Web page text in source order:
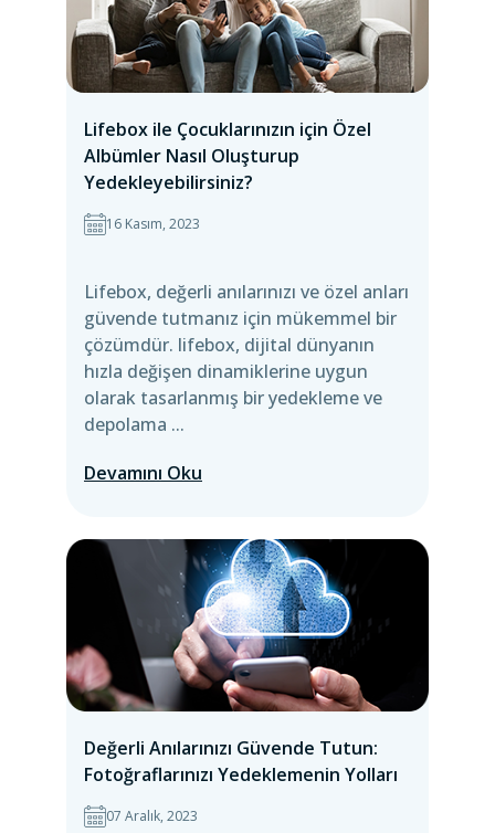
Lifebox ile Çocuklarınızın için Özel
Albümler Nasıl Oluşturup
Yedekleyebilirsiniz?
16 Kasım, 2023
Lifebox, değerli anılarınızı ve özel anları
güvende tutmanız için mükemmel bir
çözümdür. lifebox, dijital dünyanın
hızla değişen dinamiklerine uygun
olarak tasarlanmış bir yedekleme ve
depolama ...
Devamını Oku
Değerli Anılarınızı Güvende Tutun:
Fotoğraflarınızı Yedeklemenin Yolları
07 Aralık, 2023